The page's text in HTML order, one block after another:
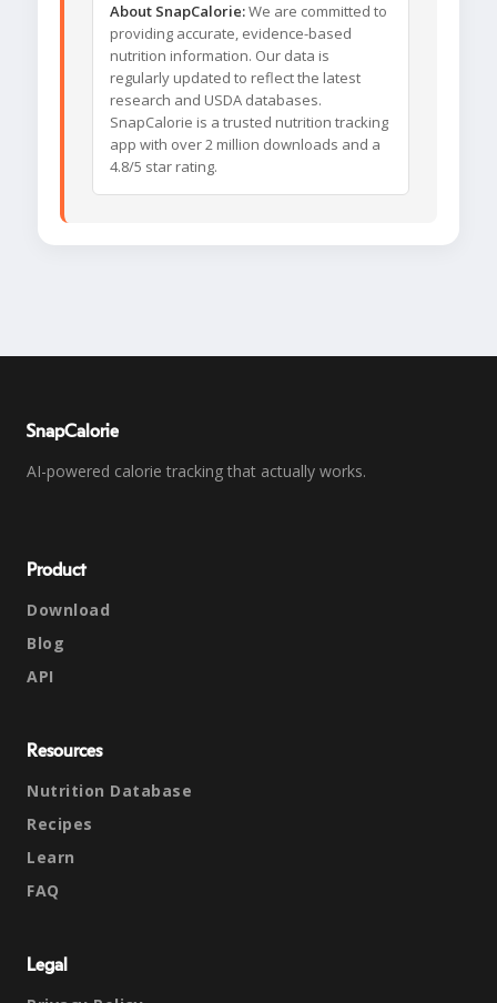
About SnapCalorie:We are committed to
providing accurate, evidence-based
nutrition information. Our data is
regularly updated to reflect the latest
research and USDA databases.
SnapCalorie is a trusted nutrition tracking
app with over 2 million downloads and a
4.8/5 star rating.
SnapCalorie
AI-powered calorie tracking that actually works.
Product
Download
Blog
API
Resources
Nutrition Database
Recipes
Learn
FAQ
Legal